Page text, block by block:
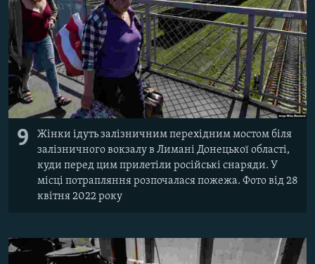
9
Жінки ідуть залізничним перехідним мостом біля
залізничного вокзалу в Лимані Донецької області,
куди перед цим прилетіли російські снаряди. У
місці потрапляння розпочалася пожежа. Фото від 28
квітня 2022 року